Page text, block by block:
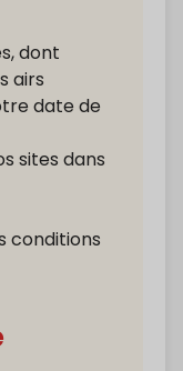
dont
airs
date de
sites dans
conditions